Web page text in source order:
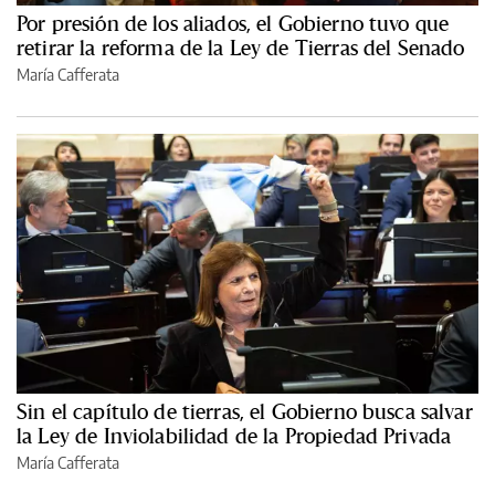
Por presión de los aliados, el Gobierno tuvo que
retirar la reforma de la Ley de Tierras del Senado
María Cafferata
Sin el capítulo de tierras, el Gobierno busca salvar
la Ley de Inviolabilidad de la Propiedad Privada
María Cafferata